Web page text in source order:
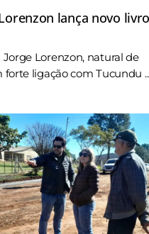
lança novo
Lorenzon, natural de
ligação com Tucundu